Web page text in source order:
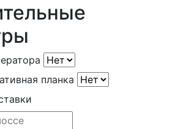
планка